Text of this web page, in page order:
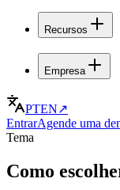
Recursos
Empresa
PTEN↗
EntrarAgende uma
Tema
Como